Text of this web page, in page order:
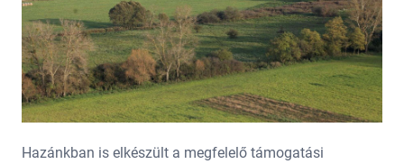
Hazánkban is elkészült a megfelelő támogatási